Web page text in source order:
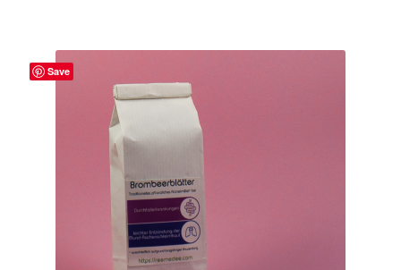
Save